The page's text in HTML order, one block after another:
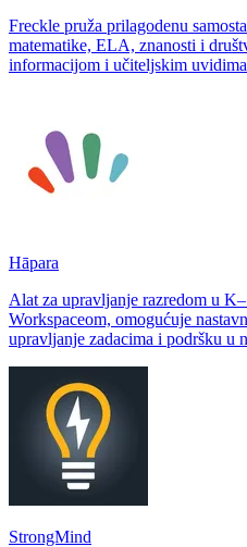
Freckle pruža prilagodenu
matematike, ELA, znanosti i
informacijom i učiteljskim
Hāpara
Alat za upravljanje razredom u
Workspaceom, omogućuje
upravljanje zadacima i podršku u
StrongMind